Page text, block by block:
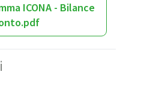
ICONA - Bilance